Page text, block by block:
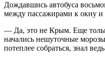
Дождавшись автобуса
между пассажирами к окну и
— Да, это не Крым. Еще
начались нешуточные
потеплее собраться, знал